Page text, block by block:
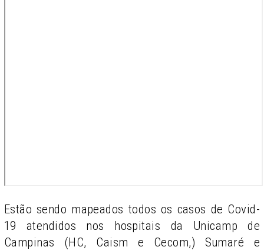
Estão sendo mapeados todos os casos de Covid-
19 atendidos nos hospitais da Unicamp de
Campinas (HC, Caism e Cecom,) Sumaré e